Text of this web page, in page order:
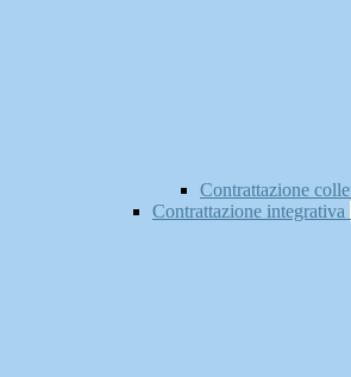
Contrattazione
Contrattazione integrativa